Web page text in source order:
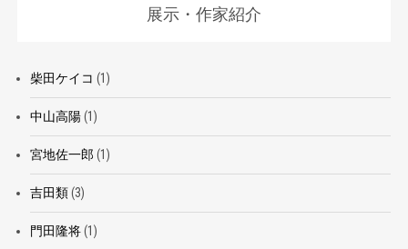
展示・作家紹介
柴田ケイコ (1)
中山高陽(1)
宮地佐一郎 (1)
吉田類(3)
門田隆将(1)